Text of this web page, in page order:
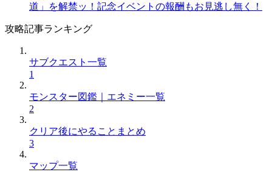
道」を解禁ッ！記念イベントの報酬もお見逃し無く！
攻略記事ランキング
サブクエスト一覧
1
モンスター図鑑｜エネミー一覧
2
クリア後にやることまとめ
3
マップ一覧